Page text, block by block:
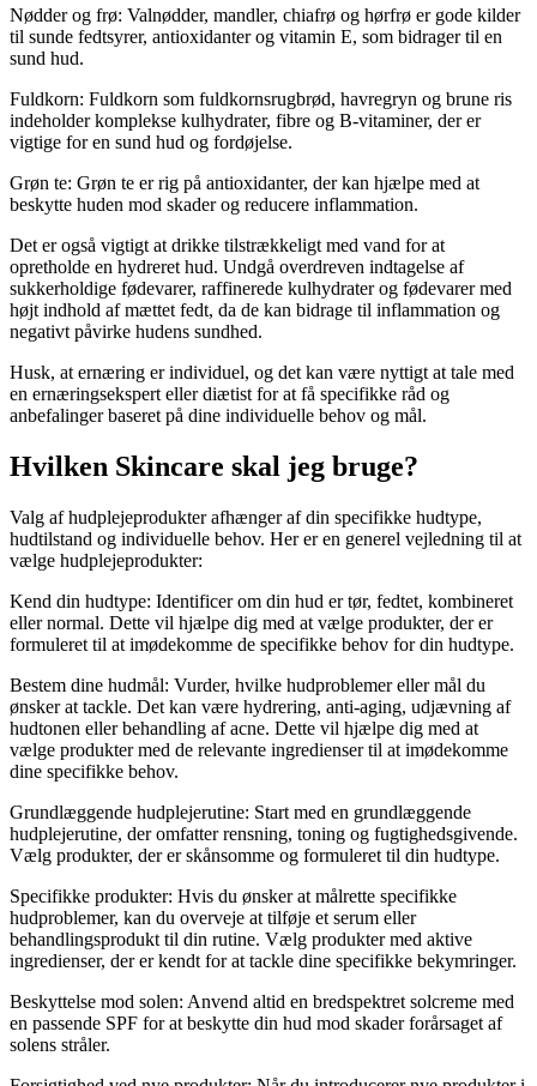
Nødder og frø: Valnødder, mandler, chiafrø og hørfrø er gode kilder
til sunde fedtsyrer, antioxidanter og vitamin E, som bidrager til en
sund hud.
Fuldkorn: Fuldkorn som fuldkornsrugbrød, havregryn og brune ris
indeholder komplekse kulhydrater, fibre og B-vitaminer, der er
vigtige for en sund hud og fordøjelse.
Grøn te: Grøn te er rig på antioxidanter, der kan hjælpe med at
beskytte huden mod skader og reducere inflammation.
Det er også vigtigt at drikke tilstrækkeligt med vand for at
opretholde en hydreret hud. Undgå overdreven indtagelse af
sukkerholdige fødevarer, raffinerede kulhydrater og fødevarer med
højt indhold af mættet fedt, da de kan bidrage til inflammation og
negativt påvirke hudens sundhed.
Husk, at ernæring er individuel, og det kan være nyttigt at tale med
en ernæringsekspert eller diætist for at få specifikke råd og
anbefalinger baseret på dine individuelle behov og mål.
Hvilken Skincare skal jeg bruge?
Valg af hudplejeprodukter afhænger af din specifikke hudtype,
hudtilstand og individuelle behov. Her er en generel vejledning til at
vælge hudplejeprodukter:
Kend din hudtype: Identificer om din hud er tør, fedtet, kombineret
eller normal. Dette vil hjælpe dig med at vælge produkter, der er
formuleret til at imødekomme de specifikke behov for din hudtype.
Bestem dine hudmål: Vurder, hvilke hudproblemer eller mål du
ønsker at tackle. Det kan være hydrering, anti-aging, udjævning af
hudtonen eller behandling af acne. Dette vil hjælpe dig med at
vælge produkter med de relevante ingredienser til at imødekomme
dine specifikke behov.
Grundlæggende hudplejerutine: Start med en grundlæggende
hudplejerutine, der omfatter rensning, toning og fugtighedsgivende.
Vælg produkter, der er skånsomme og formuleret til din hudtype.
Specifikke produkter: Hvis du ønsker at målrette specifikke
hudproblemer, kan du overveje at tilføje et serum eller
behandlingsprodukt til din rutine. Vælg produkter med aktive
ingredienser, der er kendt for at tackle dine specifikke bekymringer.
Beskyttelse mod solen: Anvend altid en bredspektret solcreme med
en passende SPF for at beskytte din hud mod skader forårsaget af
solens stråler.